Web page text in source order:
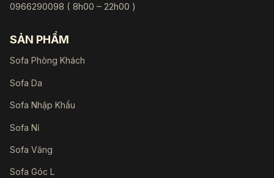
0966290098 ( 8h00 – 22h00 )
SẢN PHẨM
Sofa Phòng Khách
Sofa Da
Sofa Nhập Khẩu
Sofa Nỉ
Sofa Văng
Sofa Góc L